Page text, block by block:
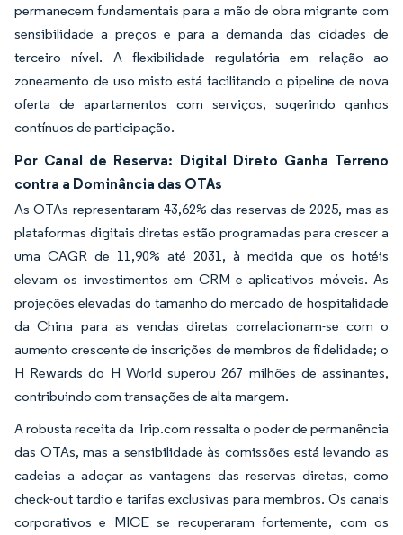
permanecem fundamentais para a mão de obra migrante com
sensibilidade a preços e para a demanda das cidades de
terceiro nível. A flexibilidade regulatória em relação ao
zoneamento de uso misto está facilitando o pipeline de nova
oferta de apartamentos com serviços, sugerindo ganhos
contínuos de participação.
Por Canal de Reserva: Digital Direto Ganha Terreno
contra a Dominância das OTAs
As OTAs representaram 43,62% das reservas de 2025, mas as
plataformas digitais diretas estão programadas para crescer a
uma CAGR de 11,90% até 2031, à medida que os hotéis
elevam os investimentos em CRM e aplicativos móveis. As
projeções elevadas do tamanho do mercado de hospitalidade
da China para as vendas diretas correlacionam-se com o
aumento crescente de inscrições de membros de fidelidade; o
H Rewards do H World superou 267 milhões de assinantes,
contribuindo com transações de alta margem.
A robusta receita da Trip.com ressalta o poder de permanência
das OTAs, mas a sensibilidade às comissões está levando as
cadeias a adoçar as vantagens das reservas diretas, como
check-out tardio e tarifas exclusivas para membros. Os canais
corporativos e MICE se recuperaram fortemente, com os